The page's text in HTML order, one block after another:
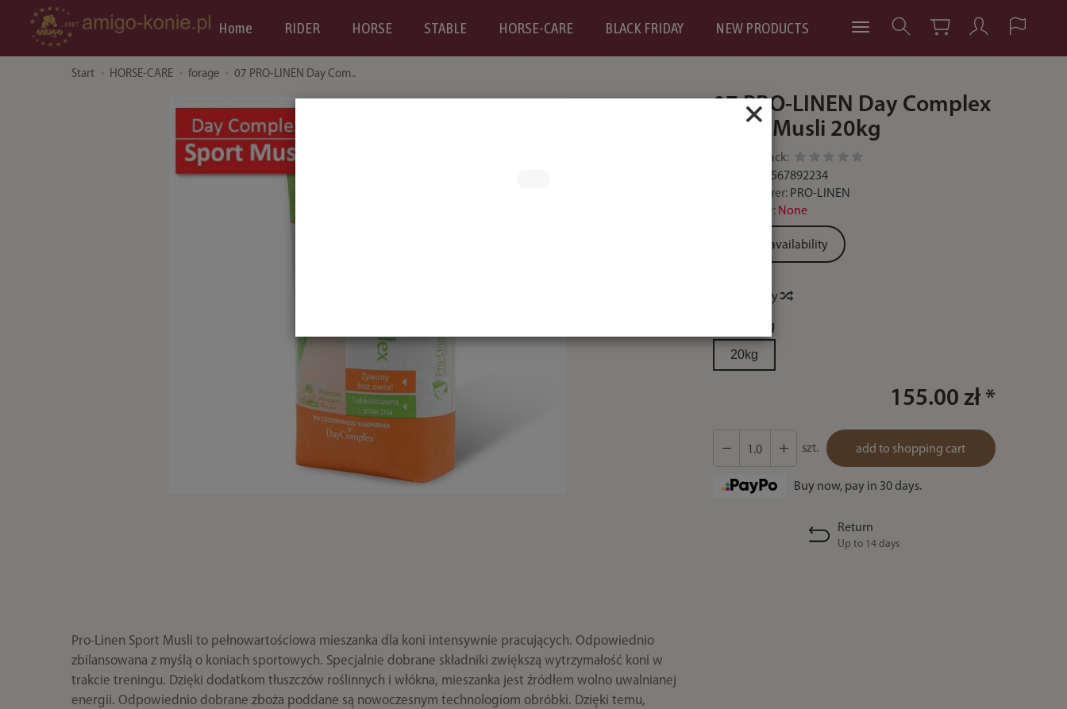
×
Home RIDER HORSE STABLE HORSE-CARE BLACK FRIDAY NEW PRODUCTS
Start HORSE-CARE forage 07 PRO-LINEN Day Com..
07 PRO-LINEN Day Complex
Sport Musli 20kg
Add feedback:
5234567892234
Manufacturer: PRO-LINEN
Availability: None
Ask for availability
Price history
20kg
20kg
155.00 zł *
szt. add to shopping cart
Buy now, pay in 30 days.
Return
Up to 14 days
Pro-Linen Sport Musli to pełnowartościowa mieszanka dla koni intensywnie pracujących. Odpowiednio
zbilansowana z myślą o koniach sportowych. Specjalnie dobrane składniki zwiększą wytrzymałość koni w
trakcie treningu. Dzięki dodatkom tłuszczów roślinnych i włókna, mieszanka jest źródłem wolno uwalnianej
energii. Odpowiednio dobrane zboża poddane są nowoczesnym technologiom obróbki. Dzięki temu,